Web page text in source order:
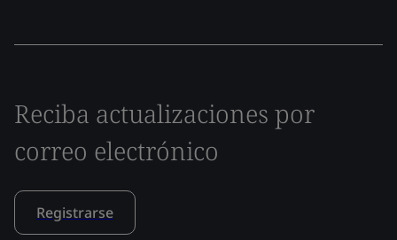
Reciba actualizaciones por
correo electrónico
Registrarse